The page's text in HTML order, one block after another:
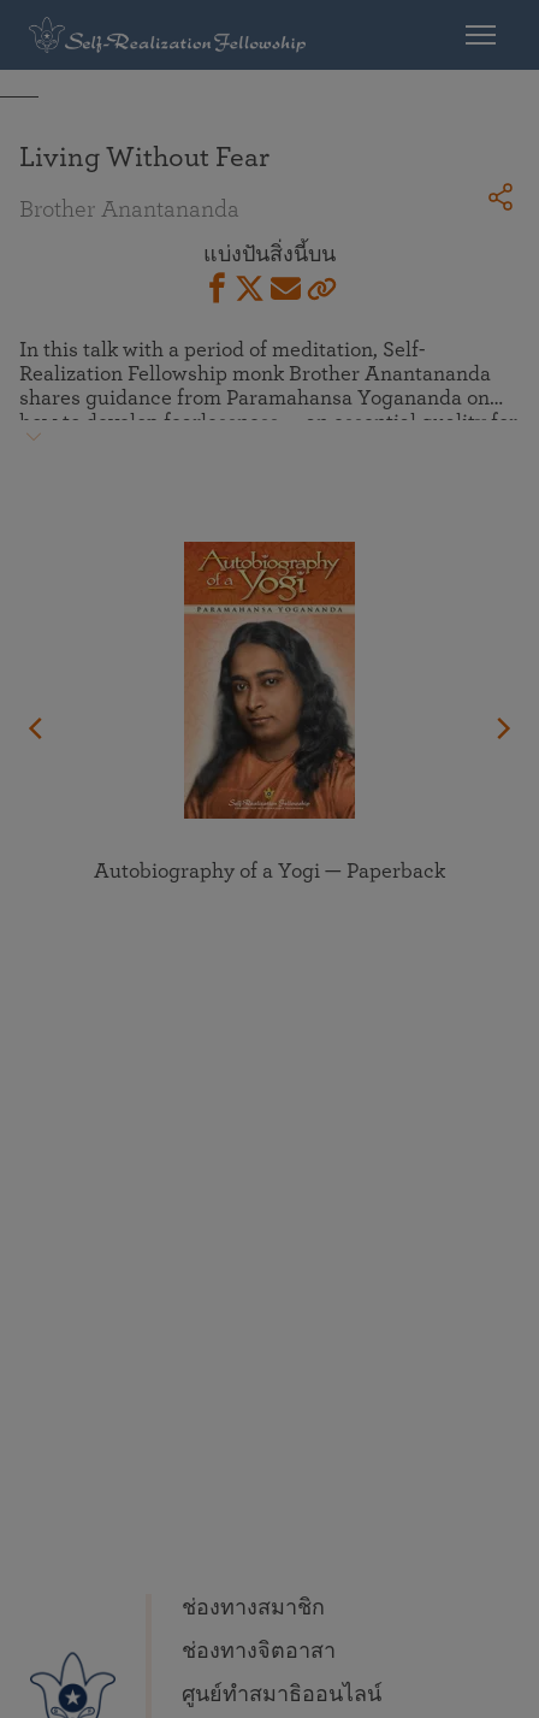
Living Without Fear
Brother Anantananda
แบ่งปันสิ่งนี้บน
In this talk with a period of meditation, Self-
Realization Fellowship monk Brother Anantananda
shares guidance from Paramahansa Yogananda on
how to develop fearlessness — an essential quality for
living a happy and fulfilling life. Fear disrupts our
inner sanctuary where worries and fears cannot
intrude — and where we are ever safe and secure in
our oneness with the Divine. This talk was recorded
at the SRF Lake Shrine Temple in May 2023.
Autobiography of a Yogi — Paperback
ช่องทางสมาชิก
ช่องทางจิตอาสา
ศูนย์ทำสมาธิออนไลน์